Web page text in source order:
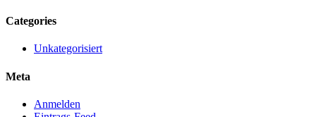
Categories
Unkategorisiert
Meta
Anmelden